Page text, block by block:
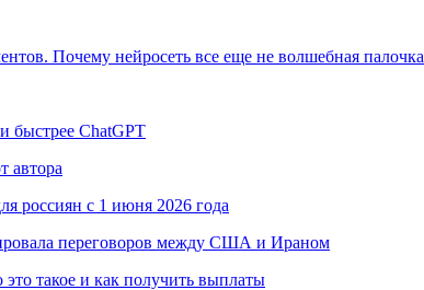
Почему нейросеть все еще не волшебная палочка
быстрее ChatGPT
автора
россиян с 1 июня 2026 года
переговоров между США и Ираном
такое и как получить выплаты